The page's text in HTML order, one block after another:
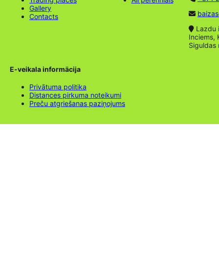
Gallery
Contacts
Lazdu
Inciems,
Siguldas
E-veikala informācija
Privātuma politika
Distances pirkuma noteikumi
Preču atgriešanas paziņojums